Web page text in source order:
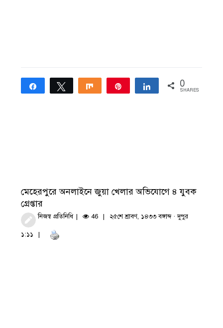
Share Tweet Share Share 0
SHARES
মেহেরপুরে অনলাইনে জুয়া খেলার অভিযোগে ৪ যুবক
গ্রেপ্তার
নিজস্ব প্রতিনিধি 46 ২৫শে শ্রাবণ, ১৪৩৩ বঙ্গাব্দ · দুপুর
১:১১